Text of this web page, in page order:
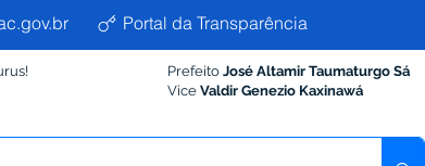
Portal da Transparência
Prefeito José Altamir Taumaturgo Sá
Vice Valdir Genezio Kaxinawá